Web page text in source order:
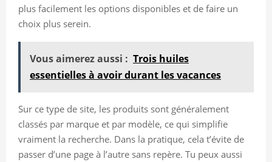
plus facilement les options disponibles et de faire un
choix plus serein.
Vous aimerez aussi : Trois huiles
essentielles à avoir durant les vacances
Sur ce type de site, les produits sont généralement
classés par marque et par modèle, ce qui simplifie
vraiment la recherche. Dans la pratique, cela t’évite de
passer d’une page à l’autre sans repère. Tu peux aussi